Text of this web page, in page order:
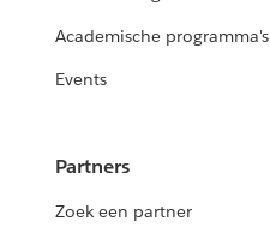
Academische programma's
Events
Partners
Zoek een partner